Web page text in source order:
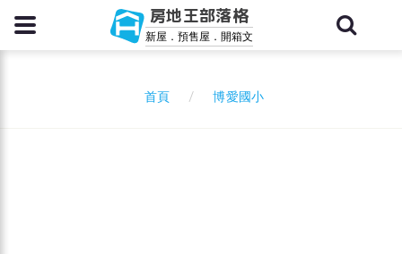
房地王部落格
新屋．預售屋．開箱文
首頁 博愛國小